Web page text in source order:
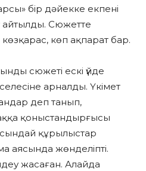
бір дәйекке екпені
айтылды. Сюжетте
көзқарас, көп ақпарат бар.
сюжеті ескі үйде
арналды. Үкімет
деп танып,
қоныстандырғысы
құрылыстар
аясында жөнделіпті.
жасаған. Алайда